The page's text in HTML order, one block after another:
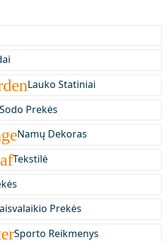
Lauko Statiniai
Sodo Prekės
Namų Dekoras
Tekstilė
Prekės
Sporto Reikmenys